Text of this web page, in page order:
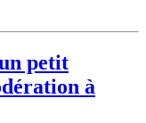
petit
à